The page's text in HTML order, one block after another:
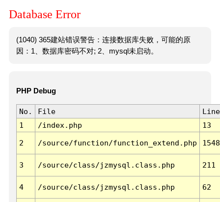
Database Error
(1040) 365建站错误警告：连接数据库失败，可能的原
因：1、数据库密码不对; 2、mysql未启动。
PHP Debug
No. File
Line
1
/index.php 13
2 /source/function/function_extend.php 1548
3 /source/class/jzmysql.class.php 211
4 /source/class/jzmysql.class.php 62